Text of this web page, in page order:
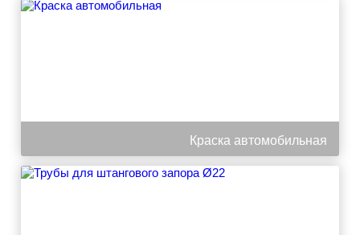
Краска автомобильная